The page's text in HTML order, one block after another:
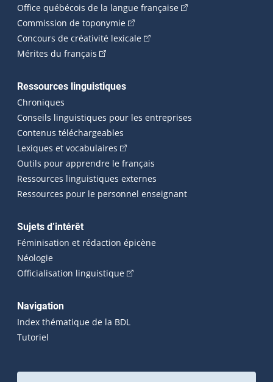
Office québécois de la langue française(Cet hyperlien
Commission de toponymie(Cet hyperlien externe s'ouvrira
Concours de créativité lexicale(Cet hyperlien externe
Mérites du français (Cet hyperlien externe s'ouvrira dans une
Ressources linguistiques
Chroniques
Conseils linguistiques pour les entreprises
Contenus téléchargeables
Lexiques et vocabulaires (Cet hyperlien externe s'ouvrira
Outils pour apprendre le français
Ressources linguistiques externes
Ressources pour le personnel enseignant
Sujets d’intérêt
Féminisation et rédaction épicène
Néologie
Officialisation linguistique(Cet hyperlien externe s'ouvrira
Navigation
Index thématique de la BDL
Tutoriel